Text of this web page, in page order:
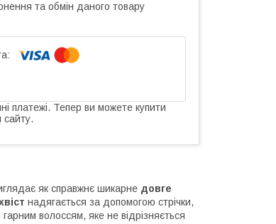
та обмін даного товару
платежі. Тепер ви можете купити
як справжнє шикарне довге
надягається за допомогою стрічки,
волоссям, яке не відрізняється